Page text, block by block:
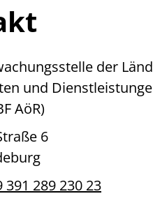
der
und
AöR)
6
391 289 230 23